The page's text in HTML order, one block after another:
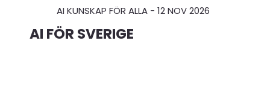
AI KUNSKAP FÖR ALLA - 12 NOV 2026
AI FÖR SVERIGE